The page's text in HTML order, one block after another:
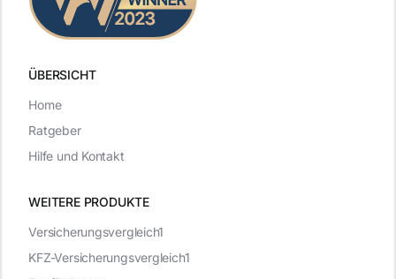
ÜBERSICHT
WEITERE PRODUKTE
Versicherungsvergleich1
KFZ-Versicherungsvergleich1
Home
Ratgeber
Hilfe und Kontakt